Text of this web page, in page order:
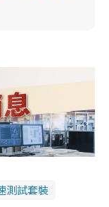
測試套裝